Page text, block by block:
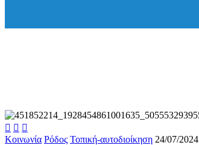
  
Κοινωνία Ρόδος Τοπική-αυτοδιοίκηση 24/07/2024